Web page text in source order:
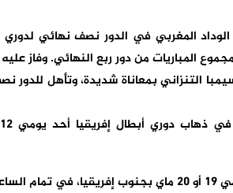
المغربي في الدور نصف نهائي لدوري
المباريات من دور ربع النهائي. وفاز عليه
التنزاني بمعاناة شديدة، وتأهل للدور
.